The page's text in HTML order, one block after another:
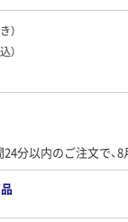
）
）
24分以内のご注文で、8